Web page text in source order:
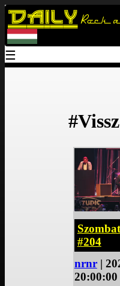
Daily Rock
☰
#204
nrnr|
20:00:00